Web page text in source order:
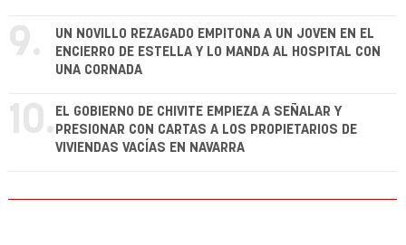
9.
UN NOVILLO REZAGADO EMPITONA A UN JOVEN EN EL
ENCIERRO DE ESTELLA Y LO MANDA AL HOSPITAL CON
UNA CORNADA
10. EL GOBIERNO DE CHIVITE EMPIEZA A SEÑALAR Y
PRESIONAR CON CARTAS A LOS PROPIETARIOS DE
VIVIENDAS VACÍAS EN NAVARRA